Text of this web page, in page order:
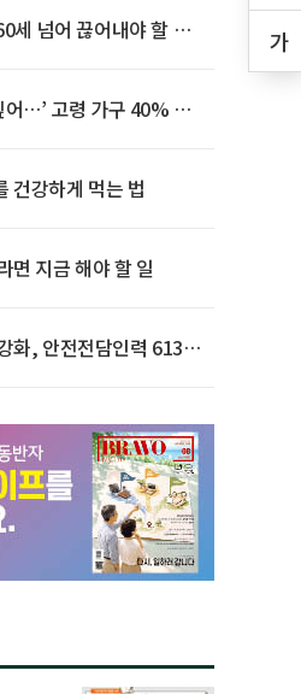
가
세 넘어 끊어내야 할 사
어…’ 고령 가구 40% 노
건강하게 먹는 법
면 지금 해야 할 일
화, 안전전담인력 613명